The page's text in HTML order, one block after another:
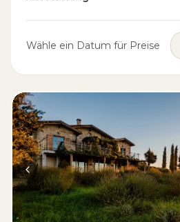
Wähle ein Datum für Preise